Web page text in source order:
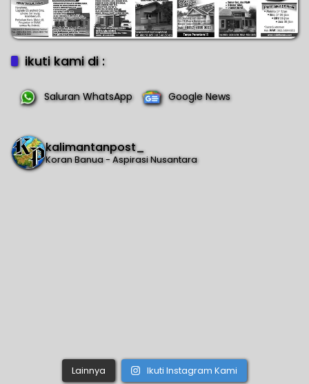
ikuti kami di :
Saluran WhatsApp Google News
kalimantanpost_
Koran Banua - Aspirasi Nusantara
Lainnya Ikuti Instagram Kami